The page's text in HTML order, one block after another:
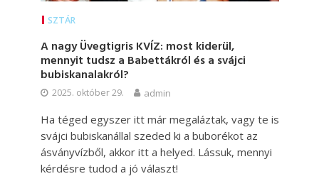
SZTÁR
A nagy Üvegtigris KVÍZ: most kiderül,
mennyit tudsz a Babettákról és a svájci
bubiskanalakról?
2025. október 29. admin
Ha téged egyszer itt már megaláztak, vagy te is
svájci bubiskanállal szeded ki a buborékot az
ásványvízből, akkor itt a helyed. Lássuk, mennyi
kérdésre tudod a jó választ!